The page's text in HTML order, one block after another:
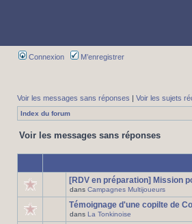
Connexion M’enregistrer
Voir les messages sans réponses | Voir les sujets
Index du forum
Voir les messages sans réponses
[RDV en préparation] Mission
dans Campagnes Multijoueurs
Témoignage d'une copilte de
dans La Tonkinoise